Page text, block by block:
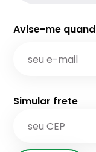
Avise-me
Simular frete